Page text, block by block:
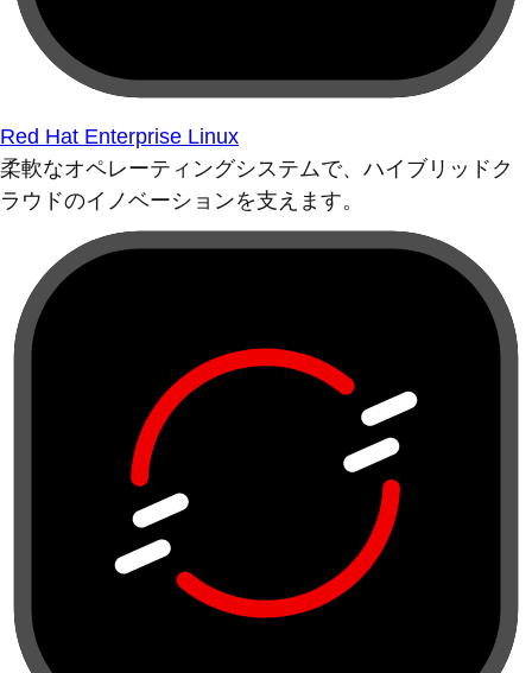
Red Hat Enterprise Linux
柔軟なオペレーティングシステムで、ハイブリッドク
ラウドのイノベーションを支えます。